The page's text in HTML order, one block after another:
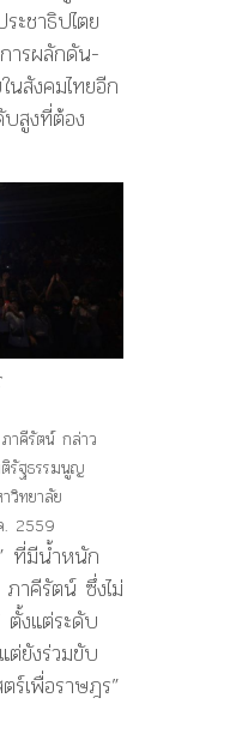
ะชาธิปไตย
ารผลักดัน-
นสังคมไทยอีก
บสูงที่ต้อง
าคีรัตน์ กล่าว
ติรัฐธรรมนูญ
วิทยาลัย
. 2559
ที่มีน้ำหนัก
าคีรัตน์ ซึ่งไม่
ตั้งแต่ระดับ
ยังร่วมขับ
ร์เพื่อราษฎร”